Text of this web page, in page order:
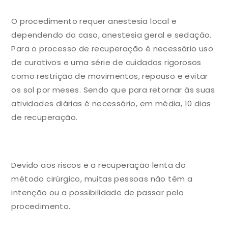
O procedimento requer anestesia local e
dependendo do caso, anestesia geral e sedação.
Para o processo de recuperação é necessário uso
de curativos e uma série de cuidados rigorosos
como restrição de movimentos, repouso e evitar
os sol por meses. Sendo que para retornar às suas
atividades diárias é necessário, em média, 10 dias
de recuperação.
Devido aos riscos e a recuperação lenta do
método cirúrgico, muitas pessoas não têm a
intenção ou a possibilidade de passar pelo
procedimento.